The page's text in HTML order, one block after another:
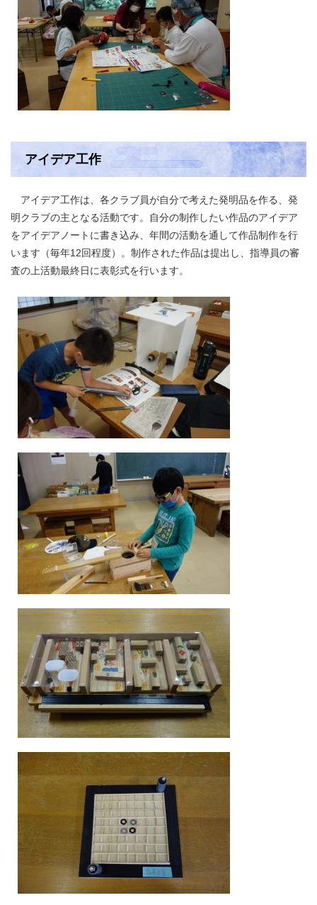
アイデア工作
アイデア工作は、各クラブ員が自分で考えた発明品を作る、発
明クラブの主となる活動です。自分の制作したい作品のアイデア
をアイデアノートに書き込み、年間の活動を通して作品制作を行
います（毎年12回程度）。制作された作品は提出し、指導員の審
査の上活動最終日に表彰式を行います。